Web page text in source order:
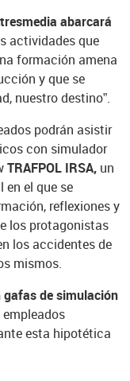
abarcará
actividades que
formación amena
y que se
nuestro destino”.
podrán asistir
con simulador
TRAFPOL IRSA,un
el que se
reflexiones y
los protagonistas
los accidentes de
mismos.
de simulación
esta hipotética